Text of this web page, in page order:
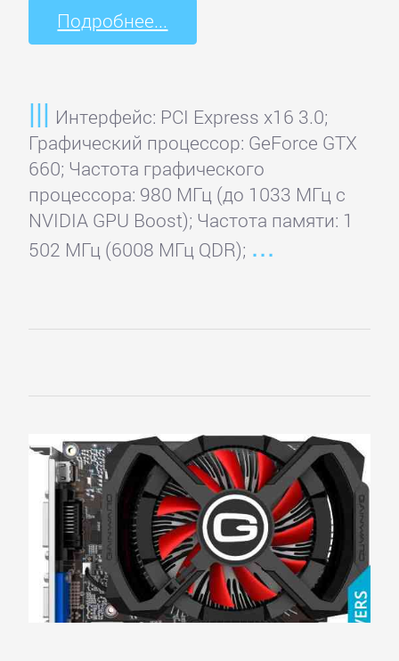
Подробнее...
Интерфейс: PCI Express x16 3.0;
Графический процессор: GeForce GTX
660; Частота графического
процессора: 980 МГц (до 1033 МГц с
NVIDIA GPU Boost); Частота памяти: 1
502 МГц (6008 МГц QDR);